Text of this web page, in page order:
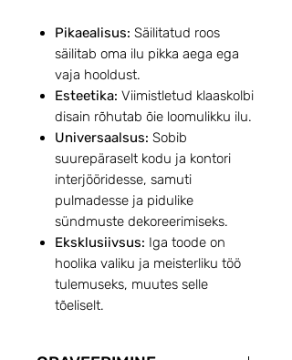
Pikaealisus: Säilitatud roos
säilitab oma ilu pikka aega ega
vaja hooldust.
Esteetika: Viimistletud klaaskolbi
disain rõhutab õie loomulikku ilu.
Universaalsus: Sobib
suurepäraselt kodu ja kontori
interjööridesse, samuti
pulmadesse ja pidulike
sündmuste dekoreerimiseks.
Eksklusiivsus: Iga toode on
hoolika valiku ja meisterliku töö
tulemuseks, muutes selle
tõeliselt.